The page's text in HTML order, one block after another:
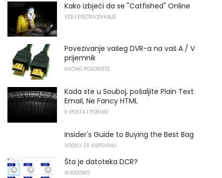
Kako izbjeći da se "Catfished" Online
VEB I PRETRAŽIVANJE
Povezivanje vašeg DVR-a na vaš A / V
prijemnik
KUĆNO POZORIŠTE
Kada ste u Souboj, pošaljite Plain Text
Email, Ne Fancy HTML
E-POŠTA I PORUKE
Insider's Guide to Buying the Best Bag
VODIČI ZA KUPOVINU
Šta je datoteka DCR?
WINDOWS